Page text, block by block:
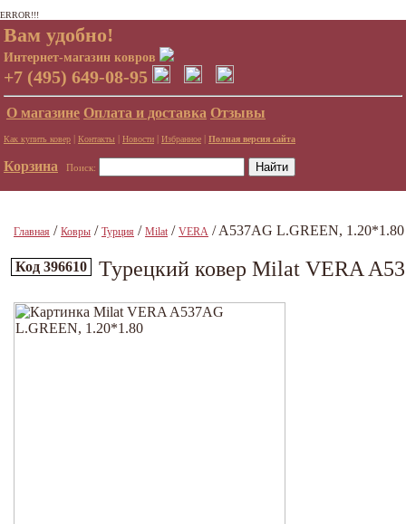
ERROR!!!
Вам удобно!
Интернет-магазин ковров
+7 (495) 649-08-95
О магазине Оплата и доставка Отзывы
Как купить ковер | Контакты | Новости | Избранное | Полная версия сайта
Корзина Поиск:
Главная / Ковры / Турция / Milat / VERA / A537AG L.GREEN, 1.20*1.80
Код 396610 Турецкий ковер Milat VERA